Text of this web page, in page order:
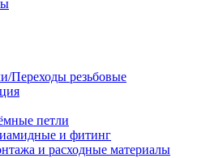
Переходы резьбовые
петли
и фитинг
и расходные материалы